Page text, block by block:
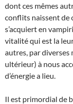
dont ces mêmes
conflits naissent de
s’acquiert en
vitalité qui est la
autres, par diverses
ultérieur) à nous
d’énergie a lieu.
Il est primordial de